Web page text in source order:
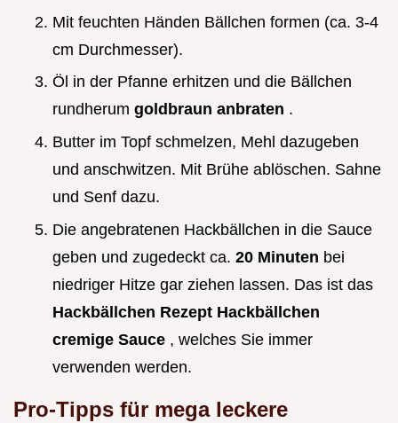
Mit feuchten Händen Bällchen formen (ca. 3-4
cm Durchmesser).
Öl in der Pfanne erhitzen und die Bällchen
rundherum goldbraun anbraten .
Butter im Topf schmelzen, Mehl dazugeben
und anschwitzen. Mit Brühe ablöschen. Sahne
und Senf dazu.
Die angebratenen Hackbällchen in die Sauce
geben und zugedeckt ca. 20 Minuten bei
niedriger Hitze gar ziehen lassen. Das ist das
Hackbällchen Rezept Hackbällchen
cremige Sauce , welches Sie immer
verwenden werden.
Pro-Tipps für mega leckere